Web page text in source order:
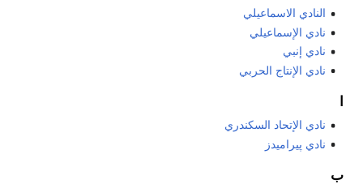
النادي الاسماعيلي
نادي الإسماعيلي
نادي إنبي
نادي الإنتاج الحربي
نادي الإتحاد السكندري
نادي پيراميدز
ب